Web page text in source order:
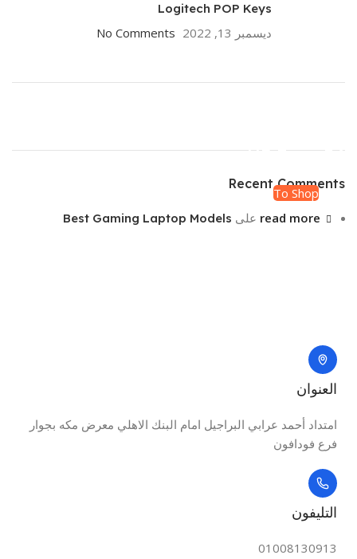
Logitech POP Keys
ديسمبر 13, 2022 No Comments
HP Envy 34
To Shop
Recent Comments
read more على Best Gaming Laptop Models
العنوان
امتداد أحمد عرابي البراجيل امام البنك الاهلي معرض مكه بجوار
فرع فودافون
التليفون
01008130913